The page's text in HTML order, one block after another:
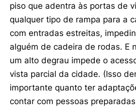
piso que adentra às portas de
qualquer tipo de rampa para a
com entradas estreitas,
alguém de cadeira de rodas. E
um alto degrau impede o
vista parcial da cidade. (Isso
importante quanto ter
contar com pessoas